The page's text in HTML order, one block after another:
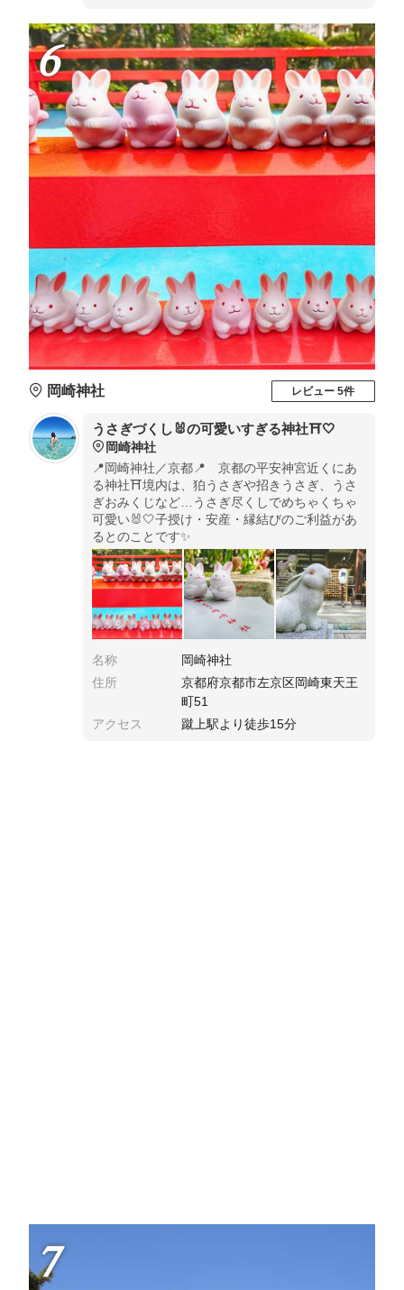
6
岡崎神社 レビュー 5件
うさぎづくし🐰の可愛いすぎる神社⛩️🤍
岡崎神社
📍岡崎神社／京都📍 京都の平安神宮近くにあ
る神社⛩️境内は、狛うさぎや招きうさぎ、うさ
ぎおみくじなど…うさぎ尽くしでめちゃくちゃ
可愛い🐰🤍子授け・安産・縁結びのご利益があ
るとのことです✨
名称
岡崎神社
住所
京都府京都市左京区岡崎東天王
町51
アクセス
蹴上駅より徒歩15分
7